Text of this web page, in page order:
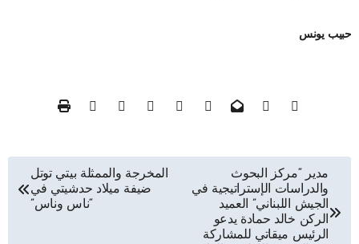
حبيب يونس
تصفّح
المقالات
مدير “مركز البحوث
والدراسات الإستراتيجية في
الجيش اللبناني” العميد
الركن خالد حمادة يدعو
الرئيس ميقاتي للمشاركة
المخرجة والممثلة بيتي توتل
ضيفة ميلاد حدشيتي في
“ناس وناس”